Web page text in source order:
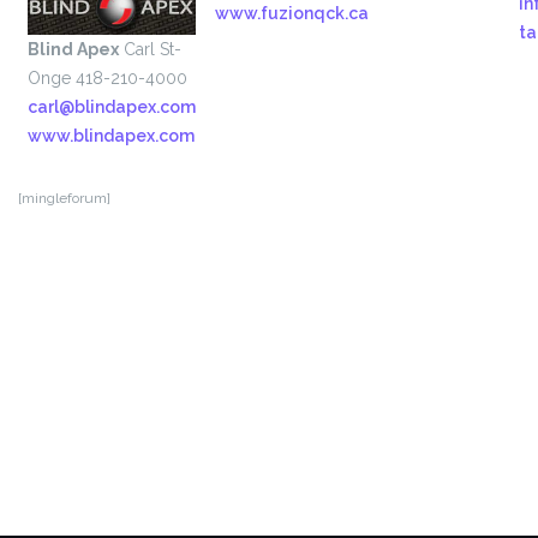
Blind Apex Carl St-
Onge 418-210-4000
carl@blindapex.com
www.blindapex.com
www.fuzionqck.ca
[mingleforum]